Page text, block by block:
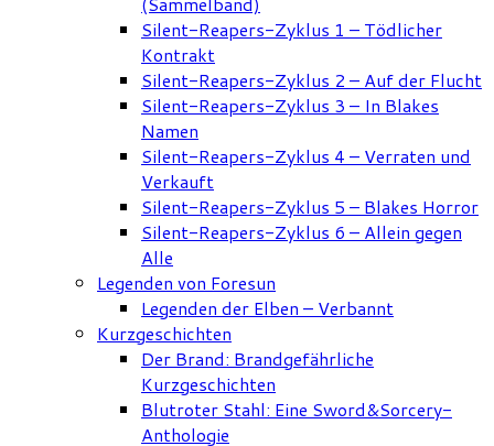
Silent-Reapers-Zyklus 1 – Tödlicher
Kontrakt
Silent-Reapers-Zyklus 2 – Auf der Flucht
Silent-Reapers-Zyklus 3 – In Blakes
Namen
Silent-Reapers-Zyklus 4 – Verraten und
Verkauft
Silent-Reapers-Zyklus 5 – Blakes Horror
Silent-Reapers-Zyklus 6 – Allein gegen
Alle
Legenden von Foresun
Legenden der Elben – Verbannt
Kurzgeschichten
Der Brand: Brandgefährliche
Kurzgeschichten
Blutroter Stahl: Eine Sword&Sorcery-
Anthologie